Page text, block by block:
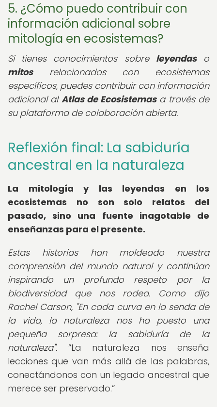
5. ¿Cómo puedo contribuir con
información adicional sobre
mitología en ecosistemas?
Si tienes conocimientos sobre leyendaso
mitosrelacionados con ecosistemas
específicos, puedes contribuir con información
adicional al Atlas de Ecosistemasa través de
su plataforma de colaboración abierta.
Reflexión final: La sabiduría
ancestral en la naturaleza
La mitología y las leyendas en los
ecosistemas no son solo relatos del
pasado, sino una fuente inagotable de
enseñanzas para el presente.
Estas historias han moldeado nuestra
comprensión del mundo natural y continúan
inspirando un profundo respeto por la
biodiversidad que nos rodea. Como dijo
Rachel Carson, "En cada curva en la senda de
la vida, la naturaleza nos ha puesto una
pequeña sorpresa: la sabiduría de la
naturaleza".
La naturaleza nos enseña
lecciones que van más allá de las palabras,
conectándonos con un legado ancestral que
merece ser preservado.